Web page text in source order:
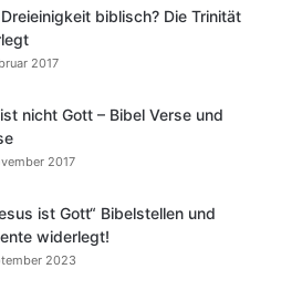
biblisch? Die Trinität
2017
nicht Gott – Bibel Verse und
2017
ist Gott“ Bibelstellen und
widerlegt!
2023